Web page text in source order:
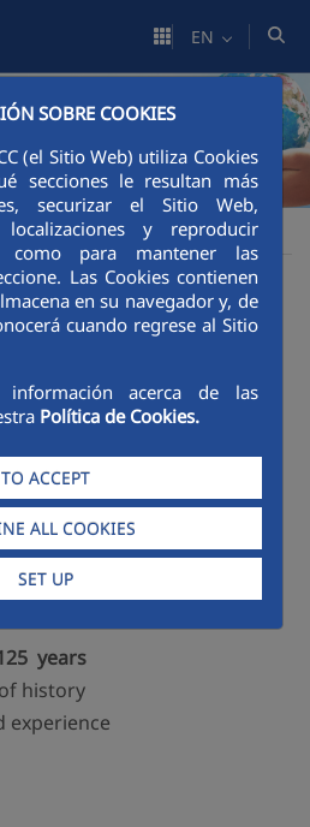
SOBRE COOKIES
(el Sitio Web) utiliza Cookies
secciones le resultan más
securizar el Sitio Web,
y reproducir
para mantener las
Las Cookies contienen
en su navegador y, de
cuando regrese al Sitio
información acerca de las
Política de Cookies.
TO ACCEPT
ALL COOKIES
SET UP
EN
governance Good governance
figures
years
of history
experience